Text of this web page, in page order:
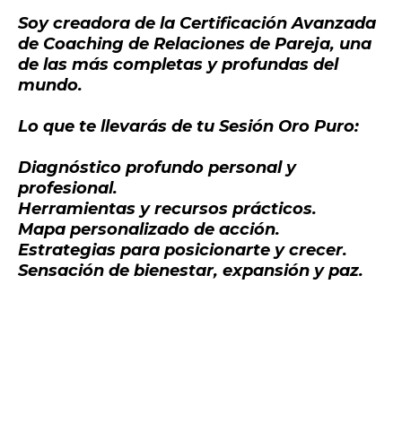
Soy creadora de la Certificación Avanzada
de Coaching de Relaciones de Pareja, una
de las más completas y profundas del
mundo.
Lo que te llevarás de tu Sesión Oro Puro:
Diagnóstico profundo personal y
profesional.
Herramientas y recursos prácticos.
Mapa personalizado de acción.
Estrategias para posicionarte y crecer.
Sensación de bienestar, expansión y paz.